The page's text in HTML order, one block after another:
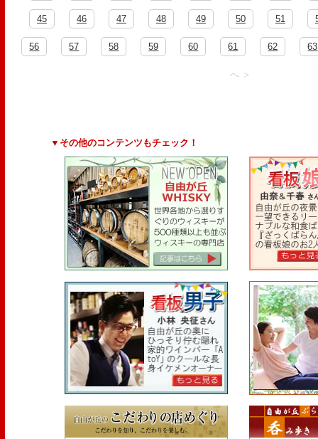
45 46 47 48 49 50 51
56 57 58 59 60 61 62 63
へ ＞
▼その他のコンテンツもチェック！